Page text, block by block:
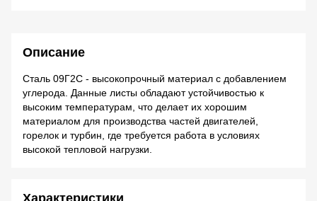
Описание
Сталь 09Г2С - высокопрочный материал с добавлением
углерода. Данные листы обладают устойчивостью к
высоким температурам, что делает их хорошим
материалом для производства частей двигателей,
горелок и турбин, где требуется работа в условиях
высокой тепловой нагрузки.